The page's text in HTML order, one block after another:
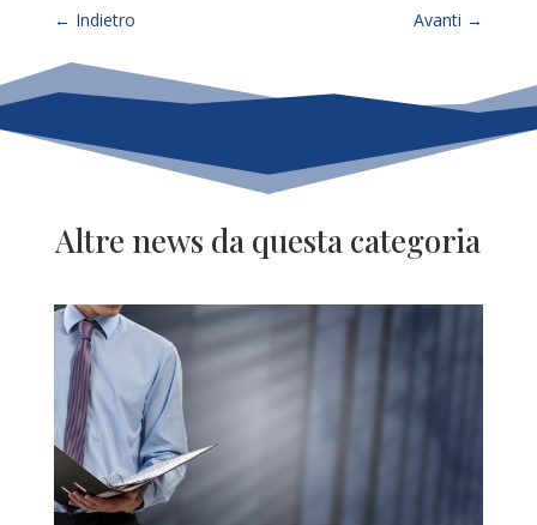
← Indietro Avanti →
Altre news da questa categoria